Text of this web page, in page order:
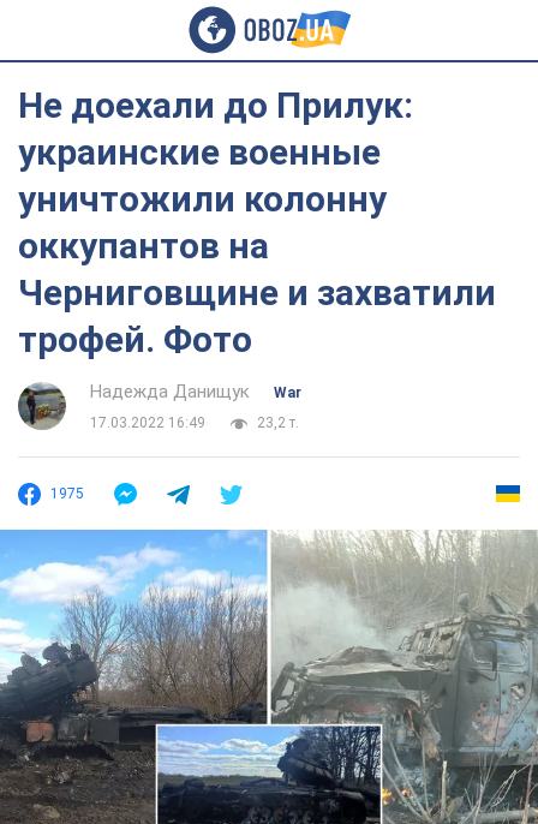
Не доехали до Прилук:
украинские военные
уничтожили колонну
оккупантов на
Черниговщине и захватили
трофей. Фото
Надежда Данищук
War
17.03.2022 16:49
23,2 т.
1975